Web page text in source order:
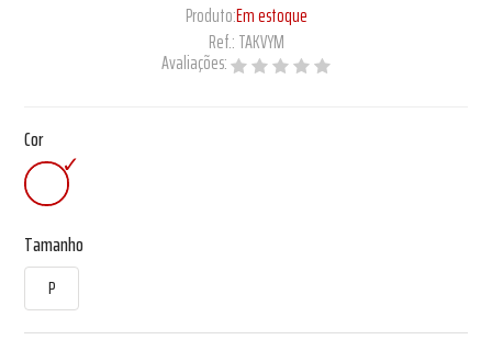
Produto:Em estoque
Ref.:TAKVYM
Avaliações:
Cor
Tamanho
P